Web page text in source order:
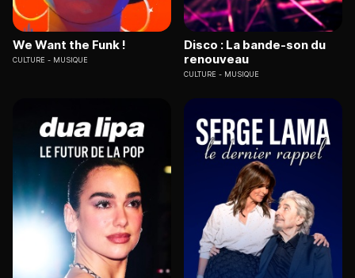
We Want the Funk !
CULTURE MUSIQUE
Disco : La bande-son du
renouveau
CULTURE MUSIQUE